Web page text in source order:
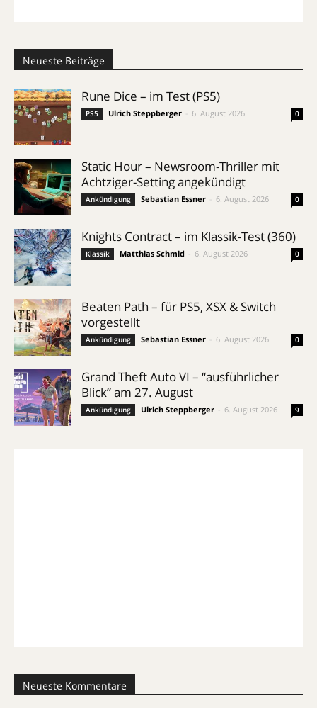
Neueste Beiträge
Rune Dice – im Test (PS5)
PS5 Ulrich Steppberger 6. August 2026 0
Static Hour – Newsroom-Thriller mit
Achtziger-Setting angekündigt
Ankündigung Sebastian Essner 6. August 2026 0
Knights Contract – im Klassik-Test (360)
Klassik Matthias Schmid 6. August 2026 0
Beaten Path – für PS5, XSX & Switch
vorgestellt
Ankündigung Sebastian Essner 6. August 2026 0
Grand Theft Auto VI – “ausführlicher
Blick” am 27. August
Ankündigung Ulrich Steppberger 6. August 2026 9
Neueste Kommentare